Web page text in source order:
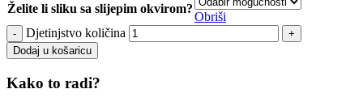
Želite li sliku sa slijepim okvirom?
Obriši
Djetinjstvo količina
Dodaj u košaricu
Kako to radi?